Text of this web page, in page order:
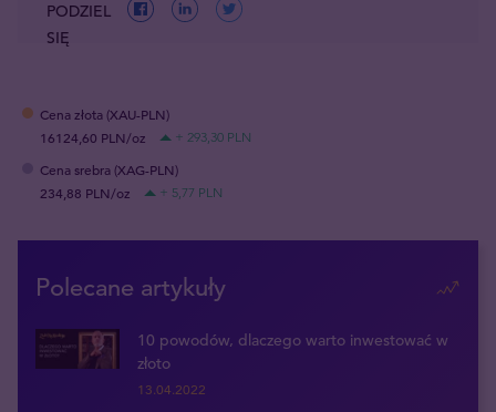
PODZIEL
SIĘ
Cena złota (XAU-PLN)
16124,60 PLN/oz
+ 293,30 PLN
Cena srebra (XAG-PLN)
234,88 PLN/oz
+ 5,77 PLN
Polecane artykuły
10 powodów, dlaczego warto inwestować w
złoto
13.04.2022